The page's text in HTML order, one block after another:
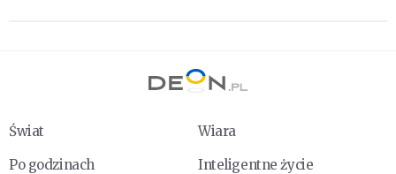
Świat
Wiara
Po godzinach
Inteligentne życie